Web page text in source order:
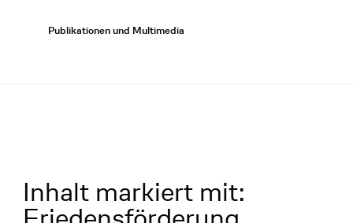
Publikationen und Multimedia
Inhalt markiert mit: